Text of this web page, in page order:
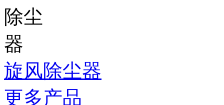
旋风除尘器
更多产品